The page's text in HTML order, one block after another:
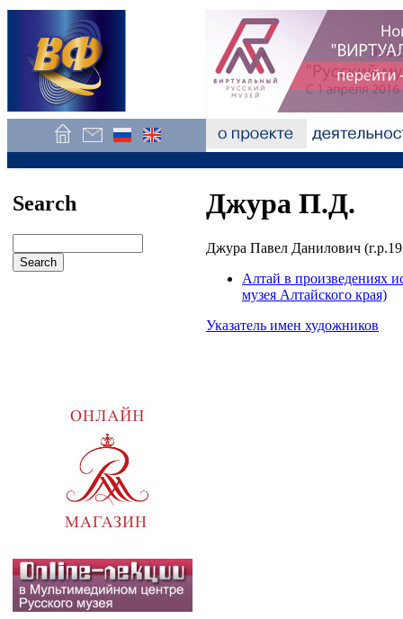
Search Джура П.Д.
Джура Павел Данилович
Алтай в произведениях
музея Алтайского края)
Указатель имен художников